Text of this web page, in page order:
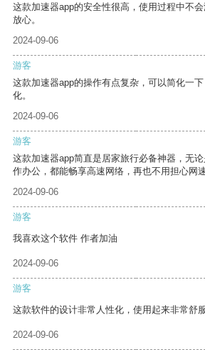
这款加速器app的安全性很高，使用过程中不
放心。
2024-09-06
游客
这款加速器app的操作有点复杂，可以简化一
化。
2024-09-06
游客
这款加速器app简直是居家旅行必备神器，无
作办公，都能畅享高速网络，再也不用担心网速
2024-09-06
游客
我喜欢这个软件 作者加油
2024-09-06
游客
这款软件的设计非常人性化，使用起来非常舒服
2024-09-06